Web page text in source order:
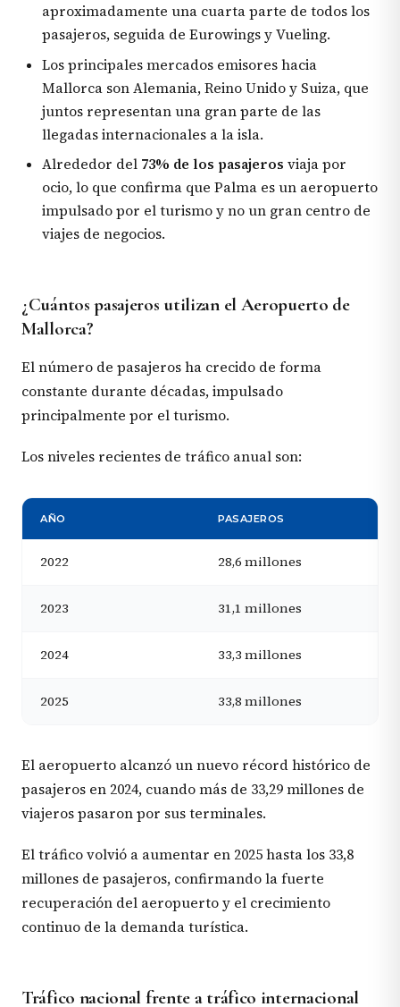
aproximadamente una cuarta parte de todos los
pasajeros, seguida de Eurowings y Vueling.
Los principales mercados emisores hacia
Mallorca son Alemania, Reino Unido y Suiza, que
juntos representan una gran parte de las
llegadas internacionales a la isla.
Alrededor del 73% de los pasajeros viaja por
ocio, lo que confirma que Palma es un aeropuerto
impulsado por el turismo y no un gran centro de
viajes de negocios.
¿Cuántos pasajeros utilizan el Aeropuerto de
Mallorca?
El número de pasajeros ha crecido de forma
constante durante décadas, impulsado
principalmente por el turismo.
Los niveles recientes de tráfico anual son:
AÑO PASAJEROS
2022 28,6 millones
2023 31,1 millones
2024 33,3 millones
2025 33,8 millones
El aeropuerto alcanzó un nuevo récord histórico de
pasajeros en 2024, cuando más de 33,29 millones de
viajeros pasaron por sus terminales.
El tráfico volvió a aumentar en 2025 hasta los 33,8
millones de pasajeros, confirmando la fuerte
recuperación del aeropuerto y el crecimiento
continuo de la demanda turística.
Tráfico nacional frente a tráfico internacional